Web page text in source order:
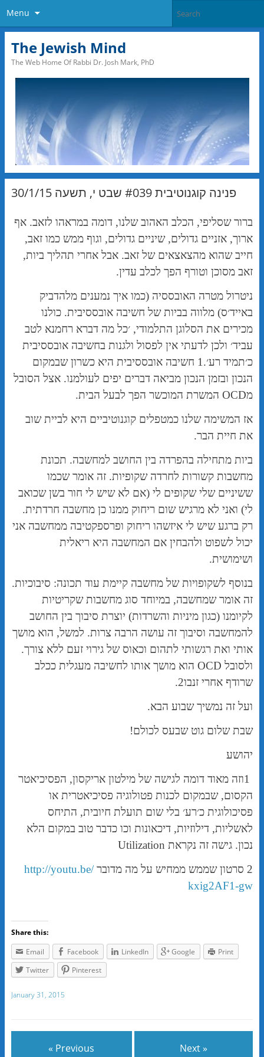
Menu
The Jewish Mind
The Web Home Of Rabbi Dr. Josh Mark, PhD
פנינה קוגנוטיבית #039 שבט י, תשעה 30/1/15
ברור שסליפי, הכלב האהוב שלנו, דומה במראהו לזאב. אף
ארוך, אזניים גדולים, שיניים גדולים, וגוף ממש כמו זאב,
חייב שהוא מהצאצאים של זאב. אבל אחרי תהליך ביות,
זאב מסוכן וטורף הפך לכלב עדין.
ניטרול מטרה האובססיה (כמו איך נמענים מלהדביק
באייד׳ס) מלווה בביות של חשיבה אובססיבית. כולנו
מכירים את הסלוגן התלמודי, ׳כל מה דברא רחמנא לטב
עביד׳ ולכן לדעתי אין לפסול ולגנות בחשיבה אובססיבית
כ׳תמיד רע׳.1 חשיבה אובססיבית היא כשרון שבמקום
הנכון ובזמן הנכון מביאה דברים יפים לעולמנו. אצל הסובל
מOCD המשרת המוכשר הפך לבעל הבית.
אז המשימה שלנו כמטפלים קוגנוטיביים היא לביית שוב
את חיית הבר.
ביות מתחילה בהפרדה בין החושב למחשבה. תכונת
מחשבות קשורות לחרדה שקופיות. זה אומר שכמו
ששיניים שלי שקופים לי (אם לא שיש לי חור בשן שכואב
לי) ואני לא מרגיש שום ריחוק ממנו כן מחשבה חרדתית.
רק ברגע שיש לי איזשהו ריחוק ופרספקטיבה ממחשבה אני
יכול לשפוט ולהבחין אם המחשבה היא ריאלית
ושימושית.
בנוסף לשקופויות של מחשבה קיימת עוד תכונה: סיבוכיות.
זה אומר שמחשבה, במיוחד סוג מחשבות שקריטיות
לקיומנו (כגון מיניות והשרדות) יוצרת סיבוך בין החושב
להמחשבה וסיבוך זה עושה הרבה צרות. למשל, הוא מושך
אותי ואת רגשותי לתהום וכאוס של גירוי זעם ללא צורך.
ולסובל OCD הוא מושך אותו לחשיבה מעגלית ככלב
שרודף אחרי זנבו2.
ועל זה נמשיך שבוע הבא.
שבת שלום גוט שבעס לכולם!
יהושע
1וזה מאוד דומה לגישה של מילטון אריקסון, הפסיכיאטר
הקסום, שבמקום לכנות פטולוגיה פסיכיאטרית או
פסיכולוגית כ׳רע׳ בלי שום תועלת חיובית, התיחס
לאשליות, דילוזיות, דיכאונות וכו כדבר טוב במקום הלא
נכון. גישה זה נקראת Utilization
2 סרטון שממש ממחיש על מה מדובר
http://youtu.be/
kxig2AF1-gw
Share this:
Email
Facebook LinkedIn Google
Print
Twitter
Pinterest
January 31, 2015
« Previous Next »